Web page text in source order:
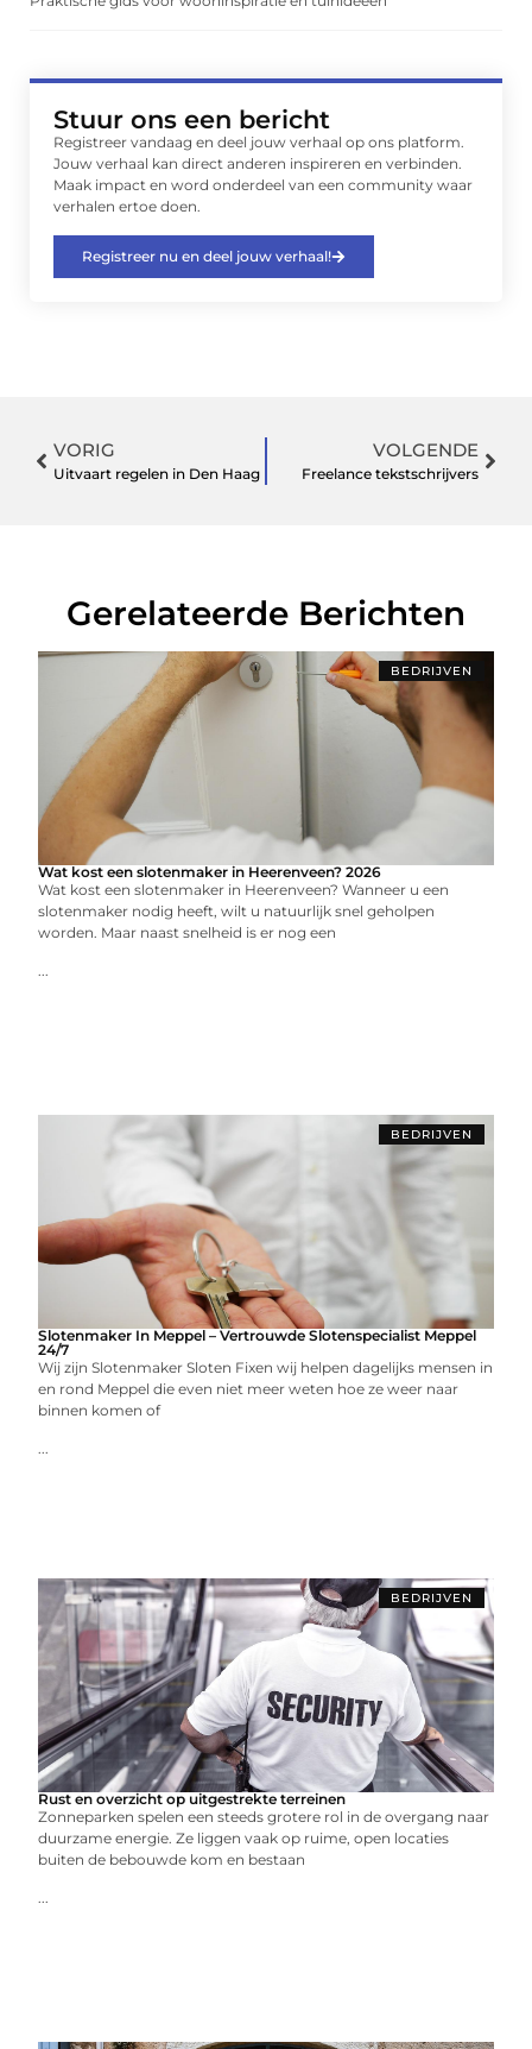
Stuur ons een bericht
Registreer vandaag en deel jouw verhaal op ons platform.
Jouw verhaal kan direct anderen inspireren en verbinden.
Maak impact en word onderdeel van een community waar
verhalen ertoe doen.
Registreer nu en deel jouw verhaal!
VORIG
Uitvaart regelen in Den Haag
VOLGENDE
Freelance tekstschrijvers
Gerelateerde Berichten
BEDRIJVEN
Wat kost een slotenmaker in Heerenveen? 2026
Wat kost een slotenmaker in Heerenveen? Wanneer u een
slotenmaker nodig heeft, wilt u natuurlijk snel geholpen
worden. Maar naast snelheid is er nog een
...
BEDRIJVEN
Slotenmaker In Meppel – Vertrouwde Slotenspecialist Meppel
24/7
Wij zijn Slotenmaker Sloten Fixen wij helpen dagelijks mensen in
en rond Meppel die even niet meer weten hoe ze weer naar
binnen komen of
...
BEDRIJVEN
Rust en overzicht op uitgestrekte terreinen
Zonneparken spelen een steeds grotere rol in de overgang naar
duurzame energie. Ze liggen vaak op ruime, open locaties
buiten de bebouwde kom en bestaan
...